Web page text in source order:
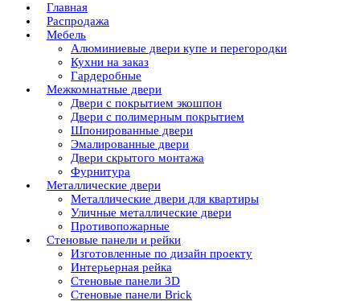
Главная
Распродажа
Мебель
Алюминиевые двери купе и перегородки
Кухни на заказ
Гардеробные
Межкомнатные двери
Двери с покрытием экошпон
Двери с полимерным покрытием
Шпонированные двери
Эмалированные двери
Двери скрытого монтажа
Фурнитура
Металлические двери
Металлические двери для квартиры
Уличные металлические двери
Противопожарные
Стеновые панели и рейки
Изготовленные по дизайн проекту
Интерьерная рейка
Стеновые панели 3D
Стеновые панели Brick